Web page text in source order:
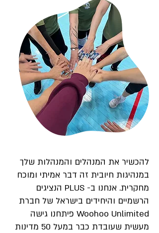
להכשיר את המנהלים והמנהלות שלך
במנהיגות חיובית זה דבר אמיתי ומוכח
מחקרית. אנחנו ב- PLUS הנציגים
הרשמיים והיחידים בישראל של חברת
Woohoo Unlimited פיתחנו גישה
מעשית שעובדת כבר במעל 50 מדינות